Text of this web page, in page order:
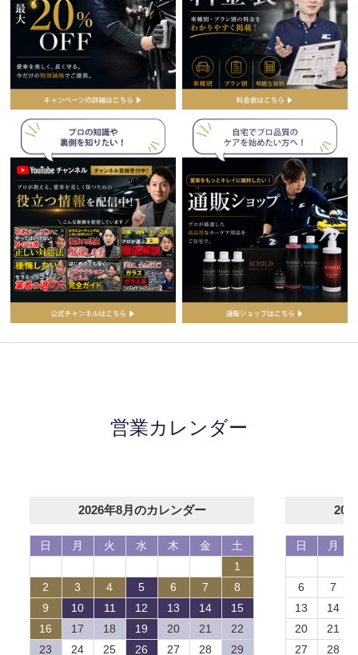
営業カレンダー
2026年8月のカレンダー
日 月 火 水 木 金
土
1
2
3 4 5 6 7
8
9
10 11 12 13 14
15
16
17 18 19 20 21
22
23
24 25 26 27 28
29
日 月
6
7
13
14
20
21
27
28